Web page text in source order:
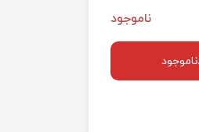
ناموجود
ناموجود